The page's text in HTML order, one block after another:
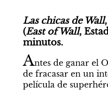
Las chicas de Wall
(East of Wall,
minutos.
Antes de ganar el
de fracasar en un
película de